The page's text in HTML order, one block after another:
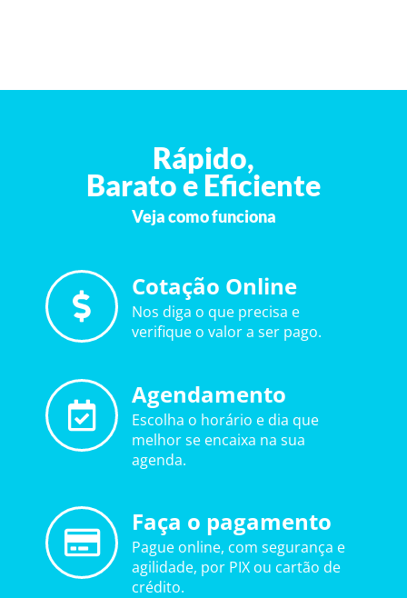
Rápido,
Barato e Eficiente
Veja como funciona
Cotação Online
Nos diga o que precisa e
verifique o valor a ser pago.
Agendamento
Escolha o horário e dia que
melhor se encaixa na sua
agenda.
Faça o pagamento
Pague online, com segurança e
agilidade, por PIX ou cartão de
crédito.